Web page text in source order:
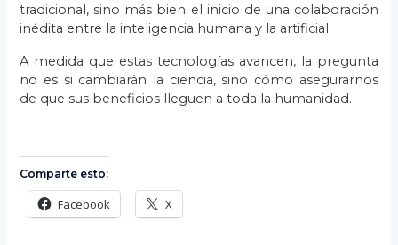
tradicional, sino más bien el inicio de una colaboración
inédita entre la inteligencia humana y la artificial.
A medida que estas tecnologías avancen, la pregunta
no es si cambiarán la ciencia, sino cómo asegurarnos
de que sus beneficios lleguen a toda la humanidad.
Comparte esto:
Facebook X